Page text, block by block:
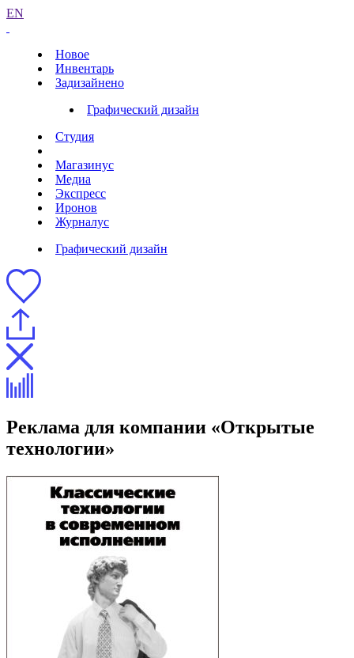
EN
Новое
Инвентарь
Задизайнено
Графический дизайн
Студия
Магазинус
Медиа
Экспресс
Иронов
Журналус
Графический дизайн
Реклама для компании «Открытые
технологии»